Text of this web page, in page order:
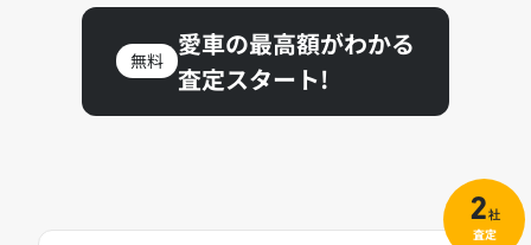
無料
愛車の最高額がわかる
査定スタート!
2社
査定